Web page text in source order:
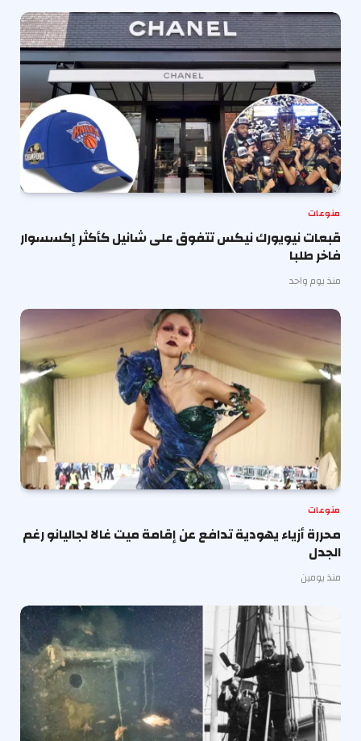
منوعات
قبعات نيويورك نيكس تتفوق على شانيل كأكثر إكسسوار
فاخر طلبا
منذ يوم واحد
منوعات
محررة أزياء يهودية تدافع عن إقامة ميت غالا لجاليانو رغم
الجدل
منذ يومين